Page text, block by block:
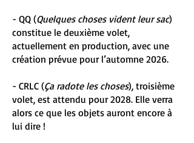
- QQ (Quelques choses vident leur sac)
constitue le deuxième volet,
actuellement en production, avec une
création prévue pour l’automne 2026.
- CRLC (Ça radote les choses), troisième
volet, est attendu pour 2028. Elle verra
alors ce que les objets auront encore à
lui dire !